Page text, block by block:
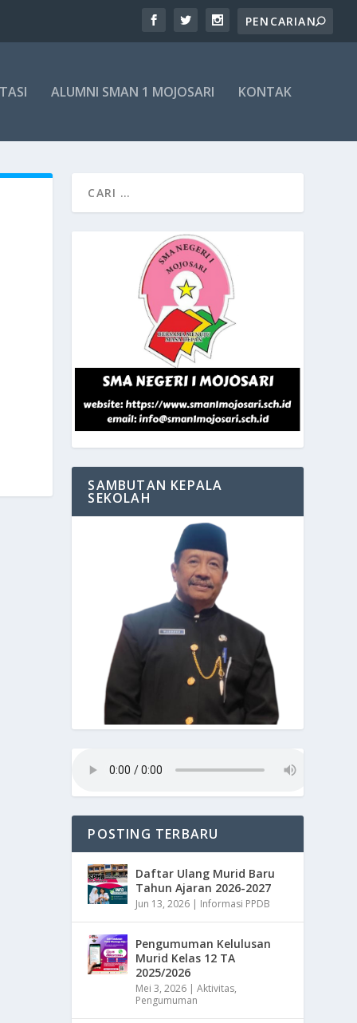
ALUMNI SMAN 1 MOJOSARI KONTAK
SAMBUTAN KEPALA
SEKOLAH
POSTING TERBARU
Daftar Ulang Murid Baru
Tahun Ajaran 2026-2027
Jun 13, 2026 Informasi PPDB
Pengumuman Kelulusan
Murid Kelas 12 TA
2025/2026
Mei 3, 2026 |Aktivitas,
Pengumuman